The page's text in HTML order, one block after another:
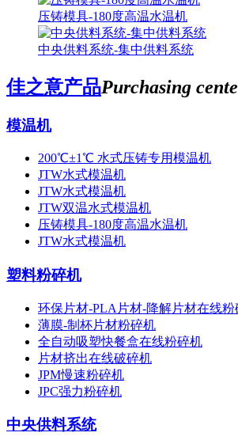
压铸模具-180度高温水温机
中央供料系统-集中供料系统
佳之意产品Purchasing
模温机
200℃±1℃ 水式压铸专用模温机
JTW水式模温机
JTW水式模温机
JTW双温水式模温机
压铸模具-180度高温水温机
JTW水式模温机
塑料粉碎机
环保片材-PLA片材-降解片材在线粉
薄膜-制杯片材粉碎机
全自动吸塑快餐盒在线粉碎机
片材挤出在线破碎机
JPM慢速粉碎机
JPC强力粉碎机
中央供料系统